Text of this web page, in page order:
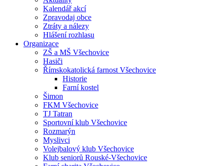
Kalendář akcí
Zpravodaj obce
Ztráty a nálezy
Hlášení rozhlasu
Organizace
ZŠ a MŠ Všechovice
Hasiči
Římskokatolická farnost Všechovice
Historie
Farní kostel
Šimon
FKM Všechovice
TJ Tatran
Sportovní klub Všechovice
Rozmarýn
Myslivci
Volejbalový klub Všechovice
Klub seniorů Rouské-Všechovice